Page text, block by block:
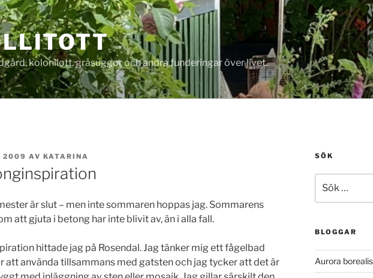
kolonilott, gråsuggor och andra funderingar över livet.
2009 AV KATARINA
är slut – men inte sommaren hoppas jag. Sommarens
att gjuta i betong har inte blivit av, än i alla fall.
hittade jag på Rosendal. Jag tänker mig ett fågelbad
att använda tillsammans med gatsten och jag tycker att det är
SÖK
efter:
BLOGGAR
Aurora borealis